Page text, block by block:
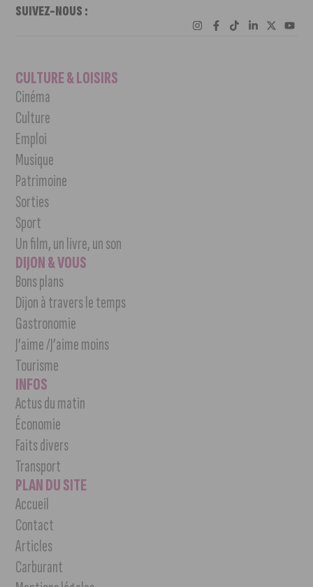
SUIVEZ-NOUS :
CULTURE & LOISIRS
Cinéma
Culture
Emploi
Musique
Patrimoine
Sorties
Sport
Un film, un livre, un son
DIJON & VOUS
Bons plans
Dijon à travers le temps
Gastronomie
J’aime /J’aime moins
Tourisme
INFOS
Actus du matin
Économie
Faits divers
Transport
PLAN DU SITE
Accueil
Contact
Articles
Carburant